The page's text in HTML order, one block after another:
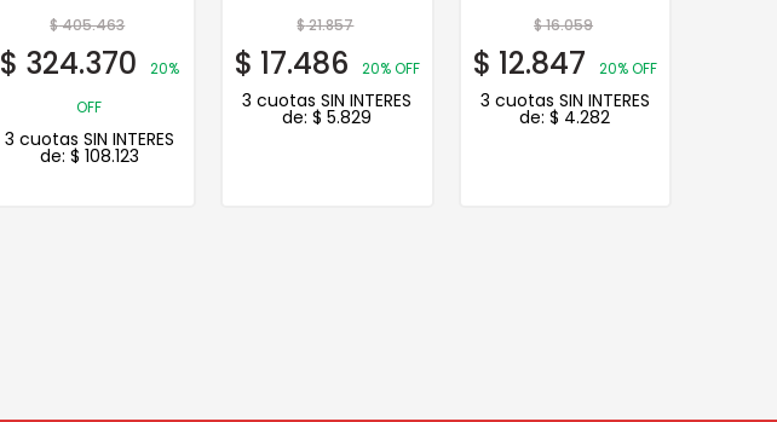
$405.463
$ 324.370
20%
OFF
3 cuotas SIN INTERES
de: $ 108.123
$21.857
$ 17.486 20% OFF
3 cuotas SIN INTERES
de:$ 5.829
$16.059
$ 12.847 20% OFF
3 cuotas SIN INTERES
de:$ 4.282